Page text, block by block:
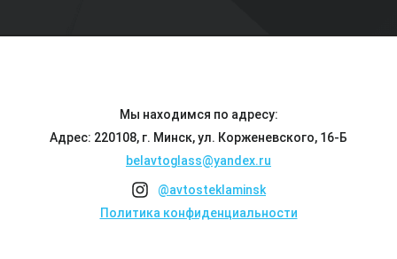
Мы находимся по адресу:
Адрес: 220108, г. Минск, ул. Корженевского, 16-Б
belavtoglass@yandex.ru
@avtosteklaminsk
Политика конфиденциальности